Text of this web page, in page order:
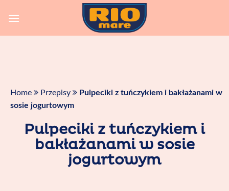
Home Przepisy
Pulpeciki z tuńczykiem i bakłażanami w
sosie jogurtowym
Pulpeciki z tuńczykiem i
bakłażanami w sosie
jogurtowym